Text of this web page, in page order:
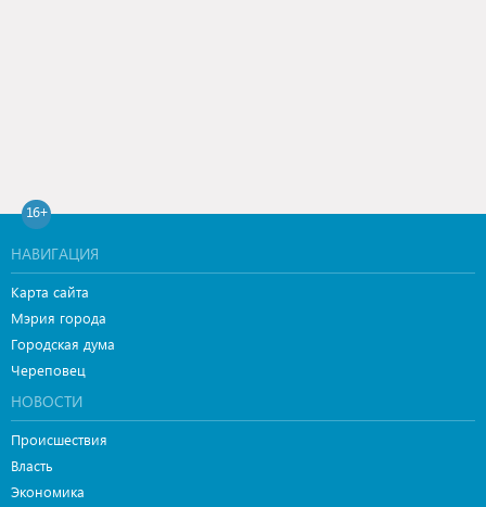
16+
НАВИГАЦИЯ
Карта сайта
Мэрия города
Городская дума
Череповец
НОВОСТИ
Происшествия
Власть
Экономика